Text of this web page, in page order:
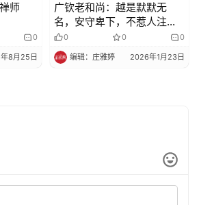
师
0
8月25日
广钦老和尚：越是默默无
名，安守卑下，不惹人注
意，越是好用功。
0 0 0
编辑：庄雅婷 2026年1月23日